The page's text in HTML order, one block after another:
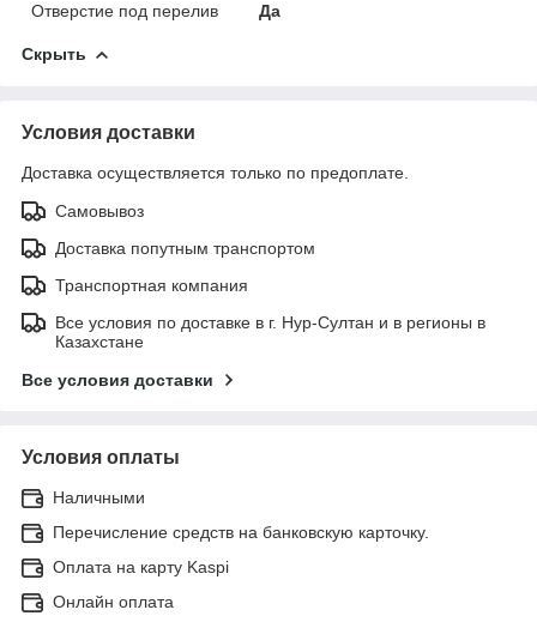
Отверстие под перелив Да
Скрыть
Условия доставки
Доставка осуществляется только по предоплате.
Самовывоз
Доставка попутным транспортом
Транспортная компания
Все условия по доставке в г. Нур-Султан и в регионы в
Казахстане
Все условия доставки
Условия оплаты
Наличными
Перечисление средств на банковскую карточку.
Оплата на карту Kaspi
Онлайн оплата